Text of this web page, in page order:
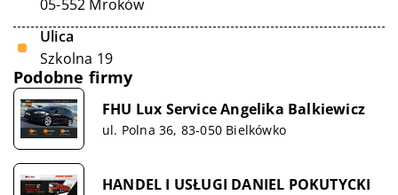
05-552 Mroków
Ulica
Szkolna 19
Podobne firmy
FHU Lux Service Angelika Balkiewicz
ul. Polna 36, 83-050 Bielkówko
HANDEL I USŁUGI DANIEL POKUTYCKI